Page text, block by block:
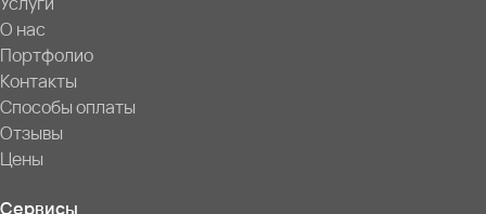
О нас
Портфолио
Контакты
Способы оплаты
Отзывы
Цены
Сервисы